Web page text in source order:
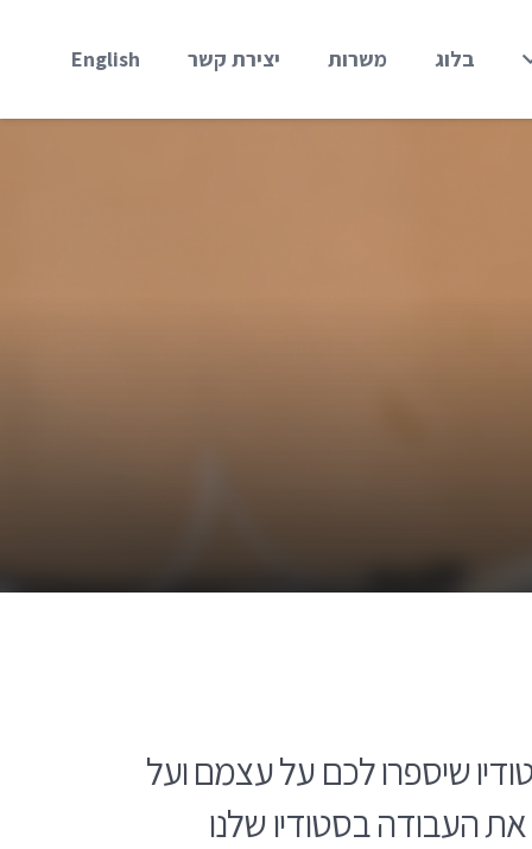
בלוג משרות יצירת קשר English
שיספרו לכם על עצמם ועל
העבודה בסטודיו שלנו